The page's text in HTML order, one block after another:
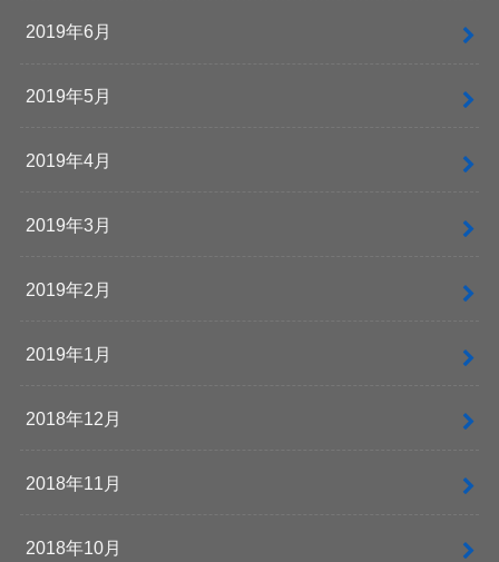
2019年6月
2019年5月
2019年4月
2019年3月
2019年2月
2019年1月
2018年12月
2018年11月
2018年10月